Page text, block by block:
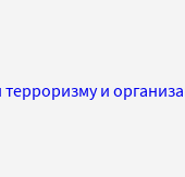
терроризму и